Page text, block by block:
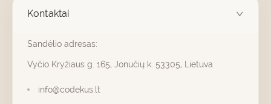
Kontaktai
Sandėlio adresas:
Vyčio Kryžiaus g. 165, Jonučių k. 53305, Lietuva
info@codekus.lt